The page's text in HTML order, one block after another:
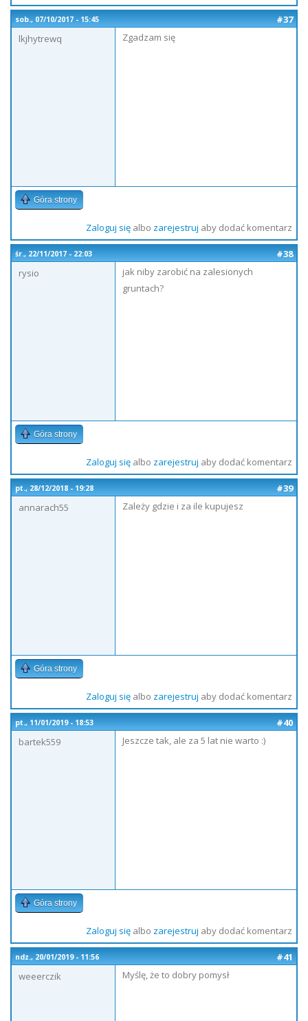
sob., 07/10/2017 - 15:45
#37
lkjhytrewq
Zgadzam się
Góra strony
Zaloguj sięalbo zarejestruj aby dodać komentarz
śr., 22/11/2017 - 22:03
#38
rysio
jak niby zarobić na zalesionych
gruntach?
Góra strony
Zaloguj sięalbo zarejestruj aby dodać komentarz
pt., 28/12/2018 - 19:28
#39
annarach55
Zależy gdzie i za ile kupujesz
Góra strony
Zaloguj sięalbo zarejestruj aby dodać komentarz
pt., 11/01/2019 - 18:53
#40
bartek559
Jeszcze tak, ale za 5 lat nie warto :)
Góra strony
Zaloguj sięalbo zarejestruj aby dodać komentarz
ndz., 20/01/2019 - 11:56
#41
weeerczik
Myślę, że to dobry pomysł